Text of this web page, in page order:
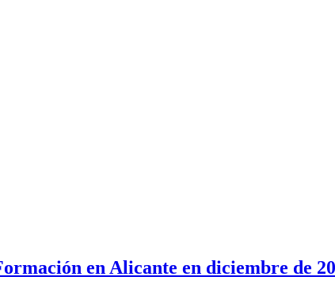
en Alicante en diciembre de